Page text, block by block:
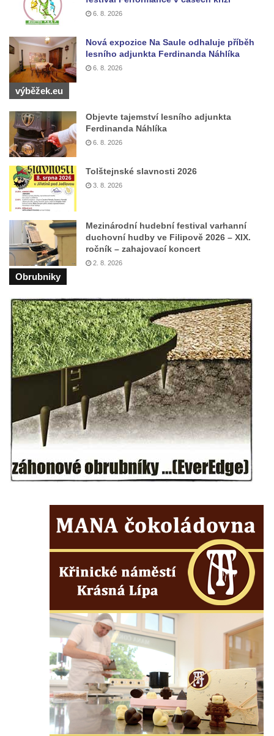
Panny Marie v Žatci
Socha svaté Afry u kostela Nanebevzetí
Panny Marie v Žatci
Socha sv. Maří Magdaleny u kostela
Nanebevzetí Panny Marie v Žatci
Socha sv. Petra u kostela Nanebevzetí
Panny Marie v Žatci
Socha sv. Jana Nepomuckého u kostela
Nanebevzetí Panny Marie v Žatci
Socha sv. Pavla u kostela Nanebevzetí
Panny Marie v Žatci
Socha sv. Norberta u kostela Nanebevzetí
Socha Panny Marie u kostela Nanebevzetí
Panny Marie v Žatci
Socha sv. Judy Tadeáše u kostela
Nanebevzetí Panny Marie v Žatci
Socha svatého Františka z Assisi u kostela
Nanebevzetí Panny Marie v Žatci
Sloupová Boží muka s reliéfy ve Skalici u
České Lípy
Sloup s kaplicí (boží muka) v Rooseveltově
ulici v Českém Krumlově
Sloup s kaplicí (boží muka) v Horní ulici v
Českém Krumlově
Sloup Panny Marie v Mostě
Sloup se sochou Anny Samotřetí v Mostě
Sloup Panny Marie v Černovicích u
Sloup se sochou Krista v České Lípě
Sloup Nejsvětější trojice náměstí Tomáše
Garrigue Masaryka v České Lípě
Sloup Nejsvětější trojice v Teplicích
Sloup Panny Marie ve Vysokém nad
Sloup svatého Jakuba Většího u Jelení
skály
Sloup Panny Marie s Ježíškem
(Svatohorská Madona) v Klášterci nad Ohří
Sloup Nejsvětější Trojice na náměstí v
Klášterci nad Ohří
Sloup Nejsvětější Trojice v Klášterci nad
6. 8. 2026
Nová expozice Na Saule odhaluje příběh
lesního adjunkta Ferdinanda Náhlíka
6. 8. 2026
výběžek.eu
Objevte tajemství lesního adjunkta
Ferdinanda Náhlíka
6. 8. 2026
Tolštejnské slavnosti 2026
3. 8. 2026
Mezinárodní hudební festival varhanní
duchovní hudby ve Filipově 2026 – XIX.
ročník – zahajovací koncert
2. 8. 2026
Obrubniky